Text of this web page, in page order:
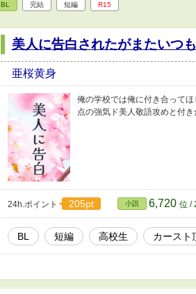
BL 完結 短編 R15
美人に告白されたがまたいつ
亜桜黄身
俺の学校では俺に付き合って
点の強気ド美人敬語攻めと付
24h.ポイント 205pt 小説 6,720 位 /
BL 短編 高校生 カースト